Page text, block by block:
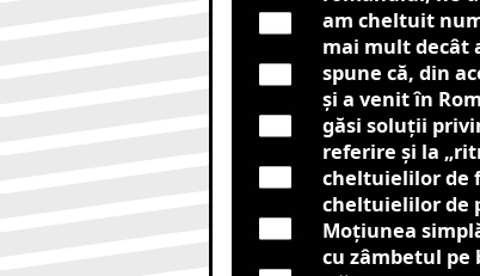
am cheltuit
mai mult decât
spune că, din
și a venit în
găsi soluții
referire și la
cheltuielilor de
cheltuielilor de
Moţiunea
cu zâmbetul pe